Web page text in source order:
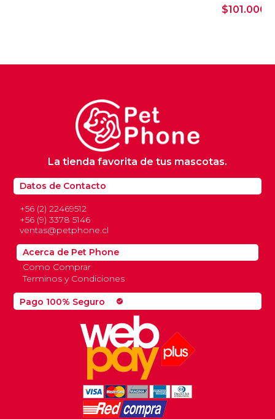
$101.000
Pago 100% Seguro check_circle
Datos de Contacto
+56 (2) 22469512
+56 (9) 3378 5146
ventas@petphone.cl
La tienda favorita de tus mascotas.
Acerca de Pet Phone
Como Comprar
Terminos y Condiciones